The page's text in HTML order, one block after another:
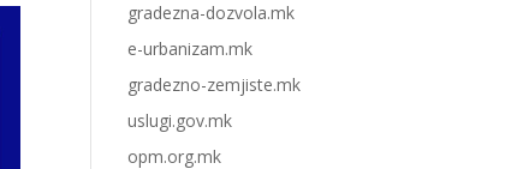
gradezna-dozvola.mk
e-urbanizam.mk
gradezno-zemjiste.mk
uslugi.gov.mk
opm.org.mk